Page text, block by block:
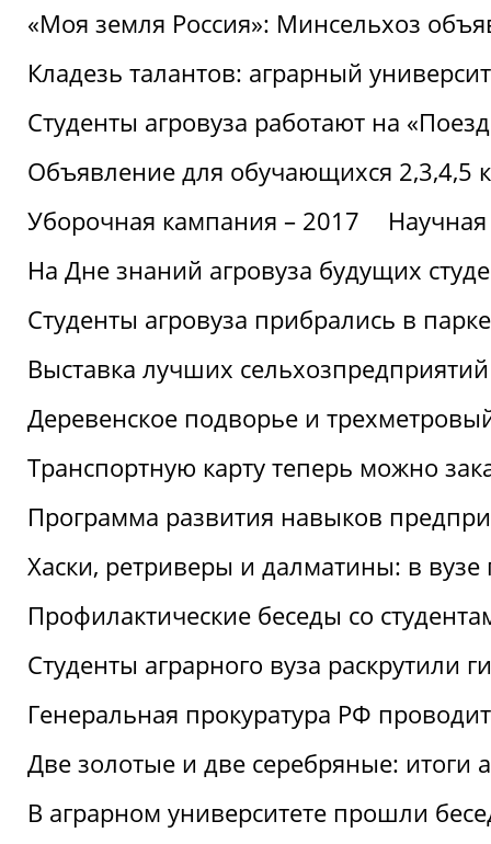
«Моя земля Россия»: Минсельхоз
Кладезь талантов: аграрный
Студенты агровуза работают на
Объявление для обучающихся 2,3,4,5
Уборочная кампания – 2017
На Дне знаний агровуза будущих
Студенты агровуза прибрались в
Выставка лучших
Деревенское подворье и
Транспортную карту теперь можно
Программа развития навыков
Хаски, ретриверы и далматины: в вузе
Профилактические беседы со
Студенты аграрного вуза раскрутили
Генеральная прокуратура РФ
Две золотые и две серебряные:
В аграрном университете прошли